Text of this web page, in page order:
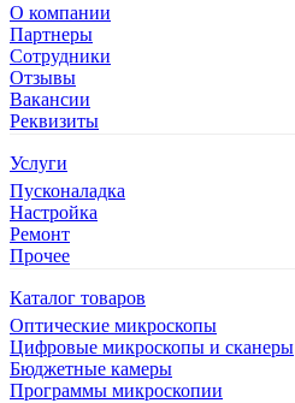
О компании
Партнеры
Сотрудники
Отзывы
Вакансии
Реквизиты
Услуги
Пусконаладка
Настройка
Ремонт
Прочее
Каталог товаров
Оптические микроскопы
Цифровые микроскопы и сканеры
Бюджетные камеры
Программы микроскопии